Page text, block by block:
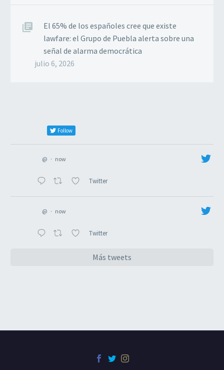
El 65% de los españoles cree que existe
lawfare: el Grupo de Puebla alerta sobre una
señal de alarma democrática
julio 6, 2026
Follow
@ · now
Twitter
@ · now
Twitter
Más tweets